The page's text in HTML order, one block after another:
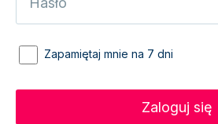
Zapamiętaj mnie na 7 dni